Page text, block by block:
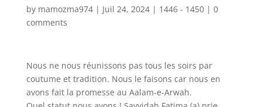
by mamozma974| Juil 24, 2024| 1446 - 1450| 0
comments
Nous ne nous réunissons pas tous les soirs par
coutume et tradition. Nous le faisons car nous en
avons fait la promesse au Aalam-e-Arwah.